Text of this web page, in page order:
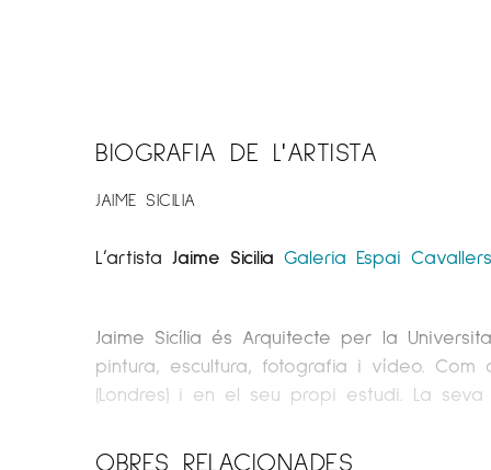
BIOGRAFIA DE L'ARTISTA
JAIME SICILIA
L’artista Jaime Sicilia Galeria Espai Cavallers
Jaime Sicília és Arquitecte per la
pintura, escultura, fotografia i vídeo. Com
(Londres) i en el seu propi estudi. La
Salle) i investigador (Projecte FAME 2011,
OBRES RELACIONADES